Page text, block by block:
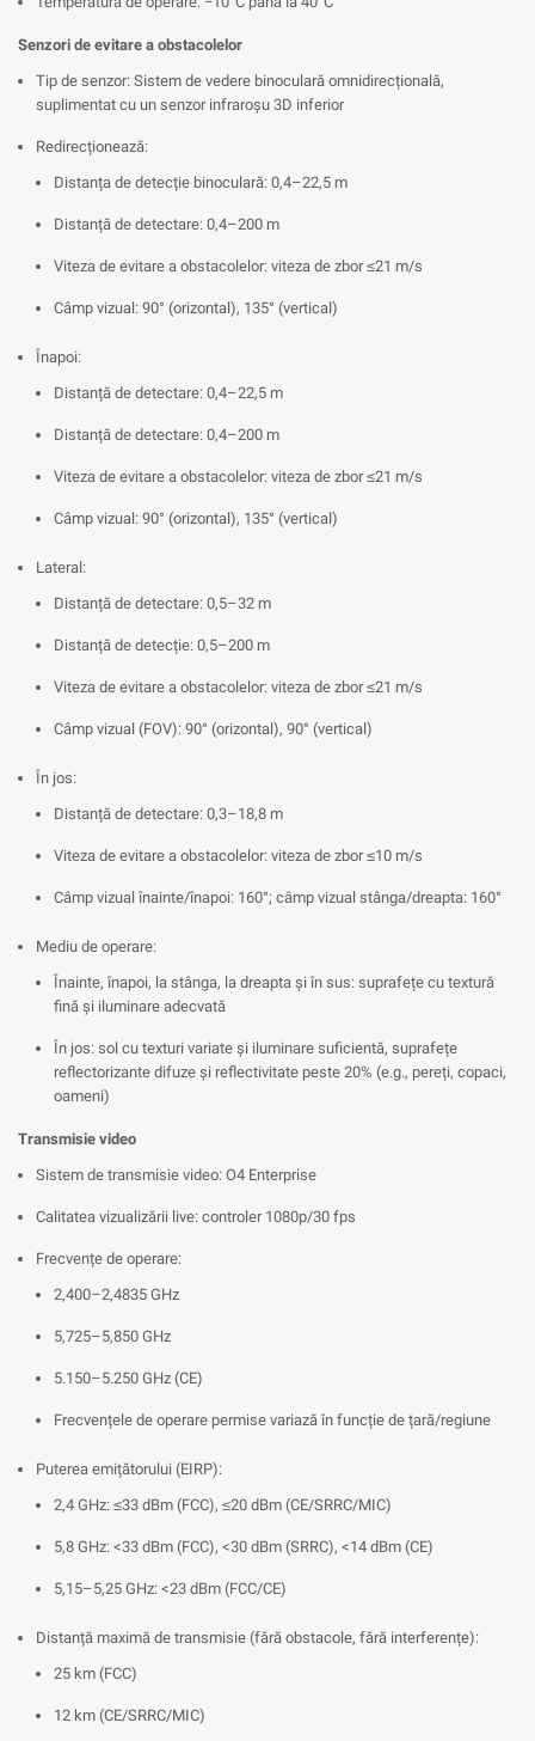
Senzori de evitare a obstacolelor
Tip de senzor: Sistem de vedere binoculară omnidirecțională,
suplimentat cu un senzor infraroșu 3D inferior
Redirecționează:
Distanța de detecție binoculară: 0,4–22,5 m
Distanță de detectare: 0,4–200 m
Viteza de evitare a obstacolelor: viteza de zbor ≤21 m/s
Câmp vizual: 90° (orizontal), 135° (vertical)
Înapoi:
Distanță de detectare: 0,4–22,5 m
Distanță de detectare: 0,4–200 m
Viteza de evitare a obstacolelor: viteza de zbor ≤21 m/s
Câmp vizual: 90° (orizontal), 135° (vertical)
Lateral:
Distanță de detectare: 0,5–32 m
Distanță de detecție: 0,5–200 m
Viteza de evitare a obstacolelor: viteza de zbor ≤21 m/s
Câmp vizual (FOV): 90° (orizontal), 90° (vertical)
În jos:
Distanță de detectare: 0,3–18,8 m
Viteza de evitare a obstacolelor: viteza de zbor ≤10 m/s
Câmp vizual înainte/înapoi: 160°; câmp vizual stânga/dreapta: 160°
Mediu de operare:
Înainte, înapoi, la stânga, la dreapta și în sus: suprafețe cu textură
fină și iluminare adecvată
În jos: sol cu texturi variate și iluminare suficientă, suprafețe
reflectorizante difuze și reflectivitate peste 20% (e.g., pereți, copaci,
oameni)
Transmisie video
Sistem de transmisie video: O4 Enterprise
Calitatea vizualizării live: controler 1080p/30 fps
Frecvențe de operare:
2,400–2,4835 GHz
5,725–5,850 GHz
5.150–5.250 GHz (CE)
Frecvențele de operare permise variază în funcție de țară/regiune
Puterea emițătorului (EIRP):
2,4 GHz: ≤33 dBm (FCC), ≤20 dBm (CE/SRRC/MIC)
5,8 GHz: <33 dBm (FCC), <30 dBm (SRRC), <14 dBm (CE)
5,15–5,25 GHz: <23 dBm (FCC/CE)
Distanță maximă de transmisie (fără obstacole, fără interferențe):
25 km (FCC)
12 km (CE/SRRC/MIC)